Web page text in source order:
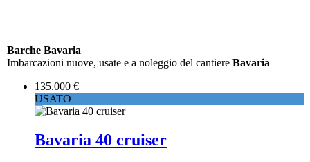
Barche Bavaria
Imbarcazioni nuove, usate e a noleggio del cantiere Bavaria
135.000 €
USATO
Bavaria 40 cruiser